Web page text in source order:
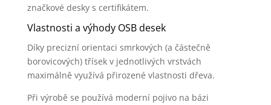
značkové desky s certifikátem.
Vlastnosti a výhody OSB desek
Díky precizní orientaci smrkových (a částečně
borovicových) třísek v jednotlivých vrstvách
maximálně využívá přirozené vlastnosti dřeva.
Při výrobě se používá moderní pojivo na bázi